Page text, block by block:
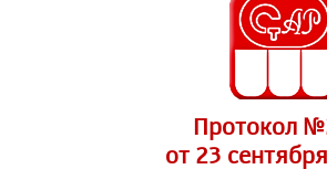
Протокол
от 23